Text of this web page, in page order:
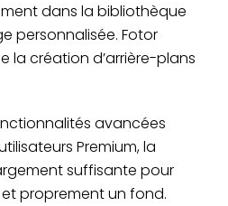
dans la bibliothèque
personnalisée. Fotor
la création d’arrière-plans
avancées
Premium, la
suffisante pour
proprement un fond.